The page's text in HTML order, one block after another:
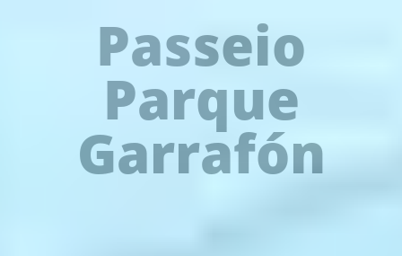
Passeio
Parque
Garrafón